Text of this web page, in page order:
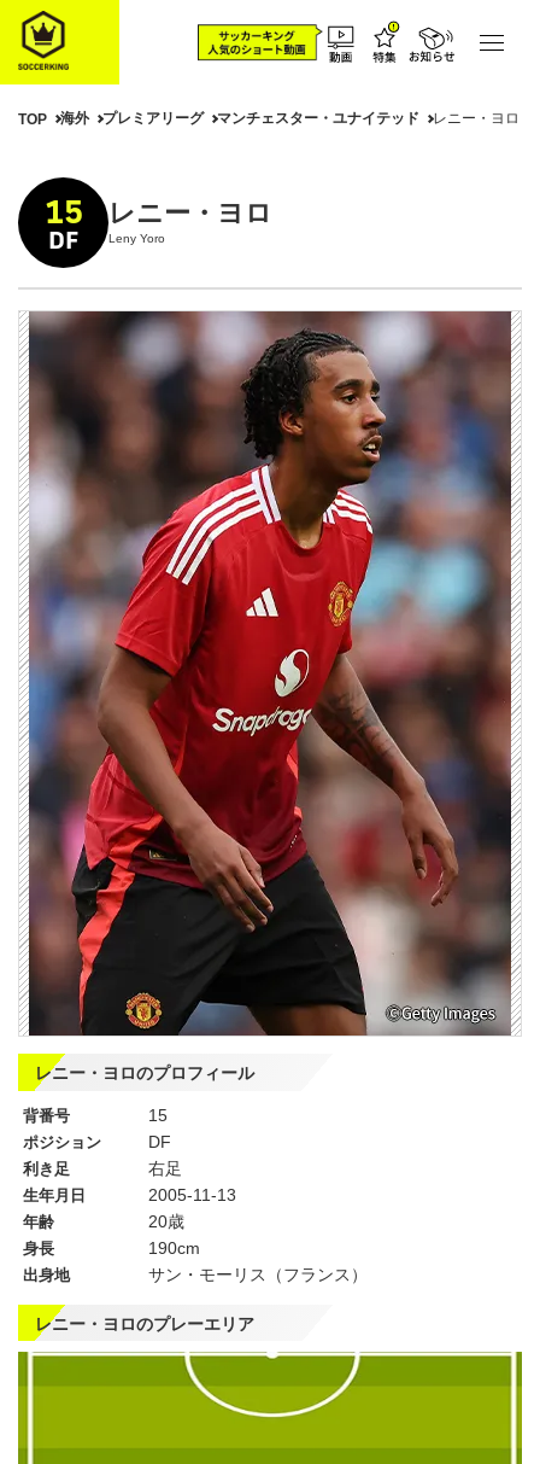
TOP 海外 プレミアリーグ マンチェスター・ユナイテッド レニー・ヨロ
15
DF
レニー・ヨロ
Leny Yoro
レニー・ヨロのプロフィール
背番号 15
ポジション DF
利き足 右足
生年月日 2005-11-13
年齢 20歳
身長 190cm
出身地 サン・モーリス（フランス）
レニー・ヨロのプレーエリア
左
WG
CF
右
WG
CMF